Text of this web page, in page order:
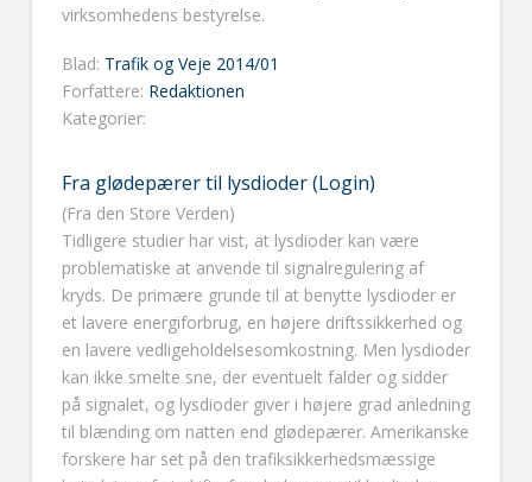
virksomhedens bestyrelse.
Blad: Trafik og Veje 2014/01
Forfattere: Redaktionen
Kategorier:
Fra glødepærer til lysdioder (Login)
(Fra den Store Verden)
Tidligere studier har vist, at lysdioder kan være
problematiske at anvende til signalregulering af
kryds. De primære grunde til at benytte lysdioder er
et lavere energiforbrug, en højere driftssikkerhed og
en lavere vedligeholdelsesomkostning. Men lysdioder
kan ikke smelte sne, der eventuelt falder og sidder
på signalet, og lysdioder giver i højere grad anledning
til blænding om natten end glødepærer. Amerikanske
forskere har set på den trafiksikkerhedsmæssige